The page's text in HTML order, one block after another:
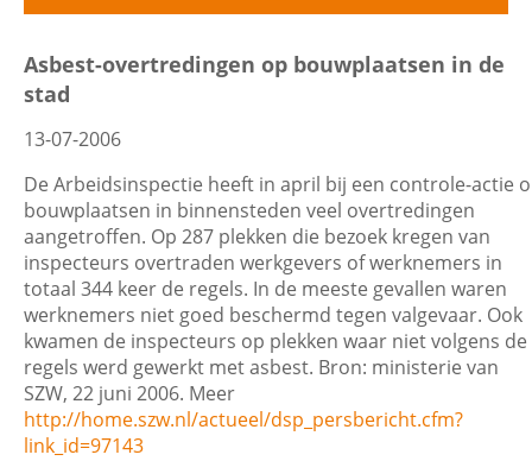
Contactgegevens
Filters
Datum
Trefwoord
Categorie
Asbest-overtredingen op bouwplaatsen in de
stad
13-07-2006
De Arbeidsinspectie heeft in april bij een controle-actie
bouwplaatsen in binnensteden veel overtredingen
aangetroffen. Op 287 plekken die bezoek kregen van
inspecteurs overtraden werkgevers of werknemers in
totaal 344 keer de regels. In de meeste gevallen waren
werknemers niet goed beschermd tegen valgevaar. Ook
kwamen de inspecteurs op plekken waar niet volgens de
regels werd gewerkt met asbest. Bron: ministerie van
SZW, 22 juni 2006. Meer
http://home.szw.nl/actueel/dsp_persbericht.cfm?
link_id=97143